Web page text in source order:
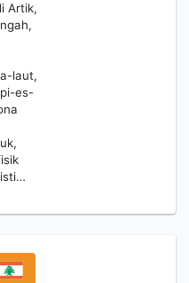
Artik,
laut,
es-